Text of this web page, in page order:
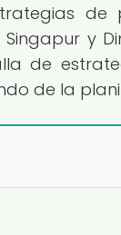
de
y
de
de la